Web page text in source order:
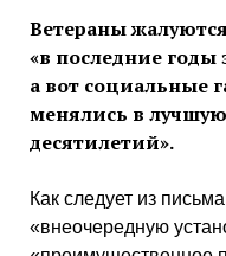
Ветераны
«в последние годы
а вот социальные
менялись в
десятилетий».
Как следует из
«внеочередную